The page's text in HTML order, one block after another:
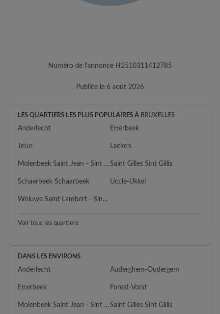
Numéro de l'annonce H2510311412785
Publiée le 6 août 2026
LES QUARTIERS LES PLUS POPULAIRES À BRUXELLES
Anderlecht Etterbeek
Jette Laeken
Molenbeek Saint Jean - Sint Jans MolenbeekSaint Gilles Sint Gillis
Schaerbeek Schaarbeek Uccle-Ukkel
Woluwe Saint Lambert - Sint Lambrechts Woluwe
Voir tous les quartiers
DANS LES ENVIRONS
Anderlecht Auderghem-Oudergem
Etterbeek Forest-Vorst
Molenbeek Saint Jean - Sint Jans MolenbeekSaint Gilles Sint Gillis